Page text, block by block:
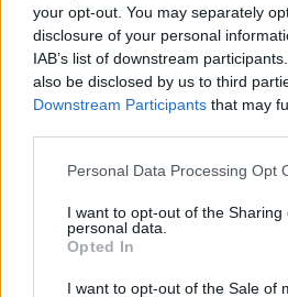
your opt-out. You may separately
disclosure of your personal
IAB’s list of downstream
also be disclosed by us to third
Downstream Participants that may
Personal Data Processing Opt
I want to opt-out of the Sharing
personal data.
Opted In
I want to opt-out of the Sale of
nagyjából ez a két végletes
Járai Zsigmondról, a 2001
hamarosan távozó
csak egy biztos: megosztó
Szempontok. A mérleghez
Járai beiktatásától függetlenül
működési környezetbe került a